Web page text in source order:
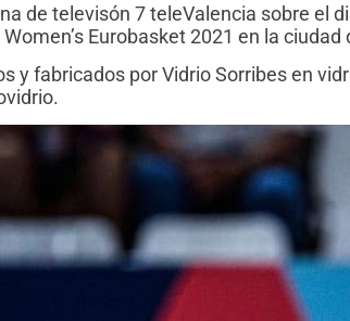
de televisón 7 teleValencia sobre el
Eurobasket 2021 en la ciudad
y fabricados por Vidrio Sorribes en